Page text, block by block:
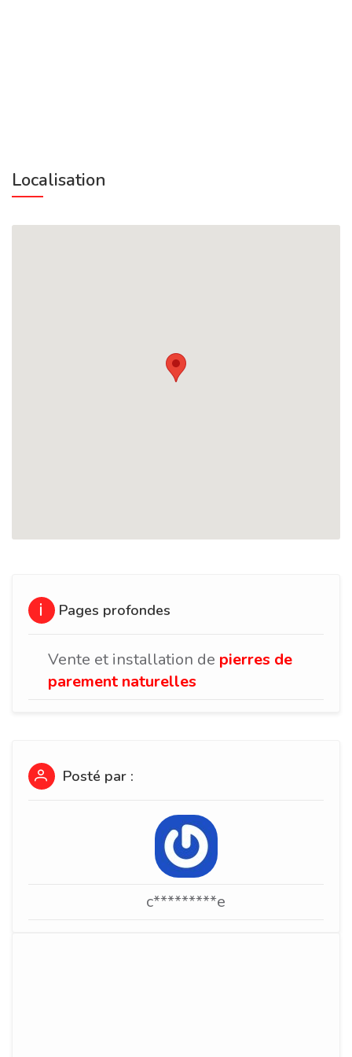
Localisation
Pages profondes
Vente et installation de pierres de
parement naturelles
Posté par :
c*********e